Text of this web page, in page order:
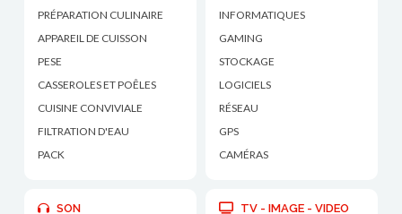
PRÉPARATION CULINAIRE
APPAREIL DE CUISSON
PESE
CASSEROLES ET POÊLES
CUISINE CONVIVIALE
FILTRATION D'EAU
PACK
INFORMATIQUES
GAMING
STOCKAGE
LOGICIELS
RÉSEAU
GPS
CAMÉRAS
SON
TV - IMAGE - VIDEO